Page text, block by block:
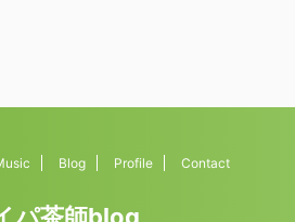
Blog Profile Contact